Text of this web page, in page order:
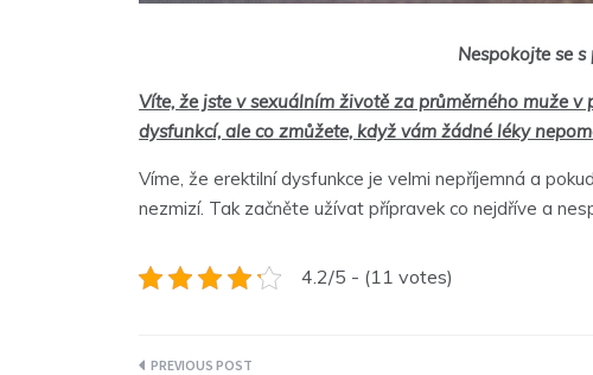
Nespokojte se s
Víte, že jste v sexuálním životě za průměrného muže
dysfunkcí, ale co zmůžete, když vám žádné léky
Víme, že erektilní dysfunkce je velmi nepříjemná a
nezmizí. Tak začněte užívat přípravek co nejdříve a
4.2/5 - (11 votes)